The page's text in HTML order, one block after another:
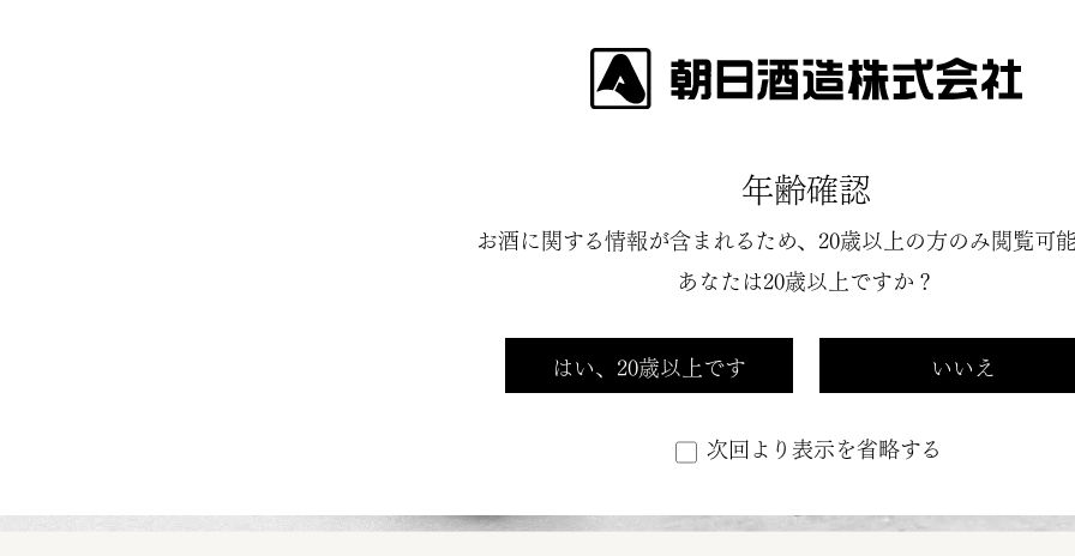
年齢確認
お酒に関する情報が含まれるため、 20歳以上の方のみ閲覧可
あなたは20歳以上ですか？
はい、20歳以上です いいえ
次回より表示を省略する